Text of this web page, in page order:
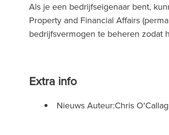
Als je een bedrijfseigenaar bent,
Property and Financial Affairs
bedrijfsvermogen te beheren zodat
Extra info
Nieuws Auteur:Chris